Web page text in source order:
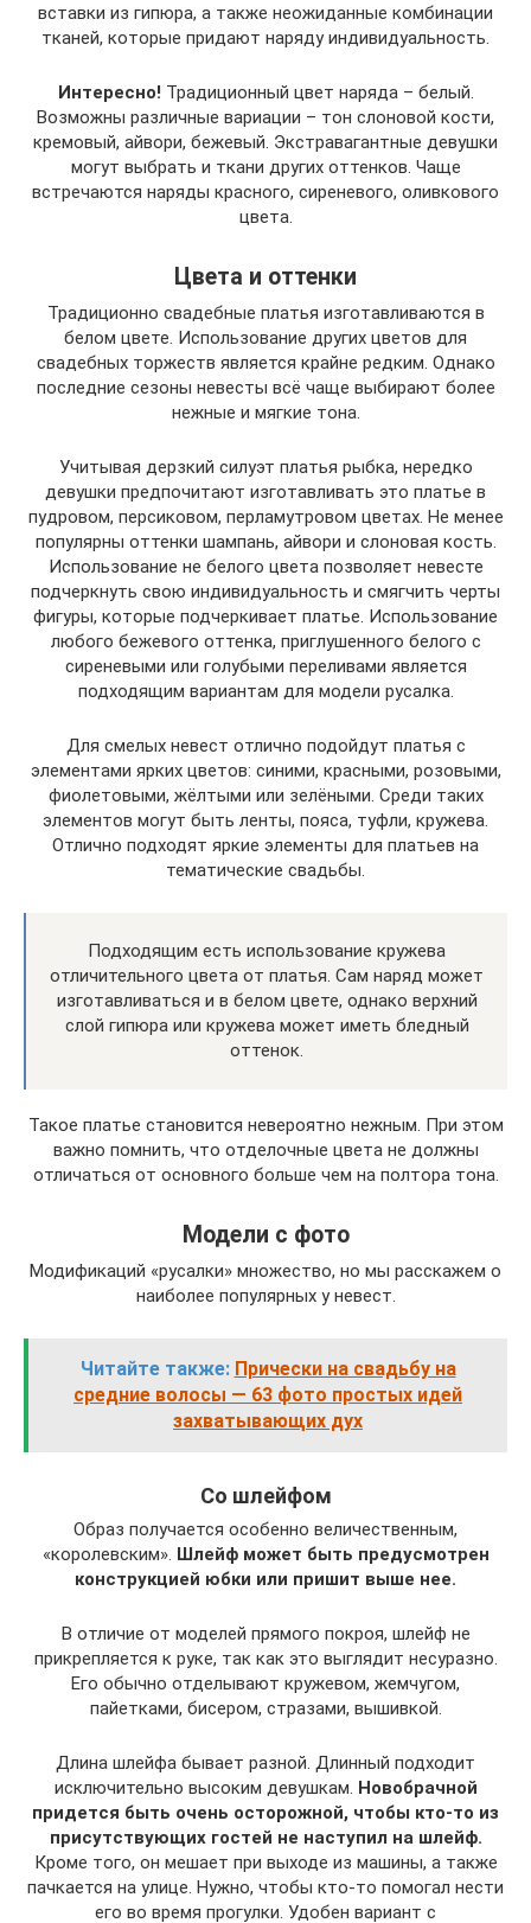
вставки из гипюра, а также неожиданные комбинации
тканей, которые придают наряду индивидуальность.
Интересно! Традиционный цвет наряда – белый.
Возможны различные вариации – тон слоновой кости,
кремовый, айвори, бежевый. Экстравагантные девушки
могут выбрать и ткани других оттенков. Чаще
встречаются наряды красного, сиреневого, оливкового
цвета.
Цвета и оттенки
Традиционно свадебные платья изготавливаются в
белом цвете. Использование других цветов для
свадебных торжеств является крайне редким. Однако
последние сезоны невесты всё чаще выбирают более
нежные и мягкие тона.
Учитывая дерзкий силуэт платья рыбка, нередко
девушки предпочитают изготавливать это платье в
пудровом, персиковом, перламутровом цветах. Не менее
популярны оттенки шампань, айвори и слоновая кость.
Использование не белого цвета позволяет невесте
подчеркнуть свою индивидуальность и смягчить черты
фигуры, которые подчеркивает платье. Использование
любого бежевого оттенка, приглушенного белого с
сиреневыми или голубыми переливами является
подходящим вариантам для модели русалка.
Для смелых невест отлично подойдут платья с
элементами ярких цветов: синими, красными, розовыми,
фиолетовыми, жёлтыми или зелёными. Среди таких
элементов могут быть ленты, пояса, туфли, кружева.
Отлично подходят яркие элементы для платьев на
тематические свадьбы.
Подходящим есть использование кружева
отличительного цвета от платья. Сам наряд может
изготавливаться и в белом цвете, однако верхний
слой гипюра или кружева может иметь бледный
оттенок.
Такое платье становится невероятно нежным. При этом
важно помнить, что отделочные цвета не должны
отличаться от основного больше чем на полтора тона.
Модели с фото
Модификаций «русалки» множество, но мы расскажем о
наиболее популярных у невест.
Читайте также: Прически на свадьбу на
средние волосы — 63 фото простых идей
захватывающих дух
Со шлейфом
Образ получается особенно величественным,
«королевским». Шлейф может быть предусмотрен
конструкцией юбки или пришит выше нее.
В отличие от моделей прямого покроя, шлейф не
прикрепляется к руке, так как это выглядит несуразно.
Его обычно отделывают кружевом, жемчугом,
пайетками, бисером, стразами, вышивкой.
Длина шлейфа бывает разной. Длинный подходит
исключительно высоким девушкам. Новобрачной
придется быть очень осторожной, чтобы кто-то из
присутствующих гостей не наступил на шлейф.
Кроме того, он мешает при выходе из машины, а также
пачкается на улице. Нужно, чтобы кто-то помогал нести
его во время прогулки. Удобен вариант с